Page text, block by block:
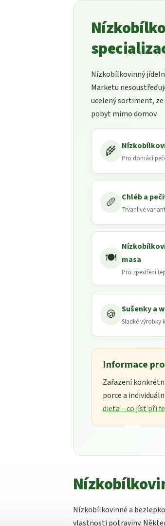
Nízkobílkovinný
Marketu
ucelený sortiment, ze
pobyt mimo domov.
🌾 Pro domácí
🥖 Chléb a
Trvanlivé
🍽️ masa
Pro zpestření
🍪 Sušenky a
Sladké výrobky
Informace
Zařazení
porce a
dieta – co jíst při
Nízkobílkovinné a
vlastnosti potraviny.